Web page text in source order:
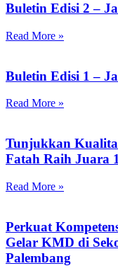
Buletin Edisi 2 –
Read More »
Buletin Edisi 1 –
Read More »
Tunjukkan
Fatah Raih Juara
Read More »
Perkuat
Gelar KMD di
Palembang